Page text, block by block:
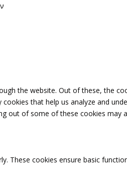
the website. Out of these, the
that help us analyze and
out of some of these cookies may
These cookies ensure basic